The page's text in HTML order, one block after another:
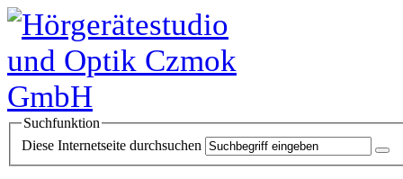
Suchfunktion
Diese Internetseite durchsuchen